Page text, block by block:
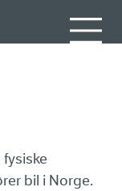
bil i Norge.